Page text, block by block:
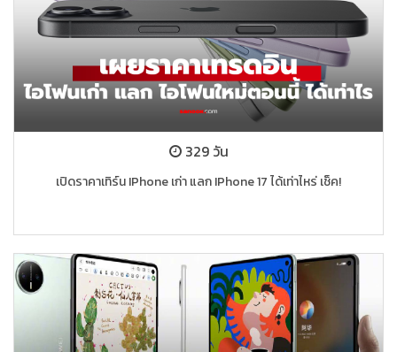
329 วัน
เปิดราคาเทิร์น IPhone เก่า แลก IPhone 17 ได้เท่าไหร่ เช็ค!